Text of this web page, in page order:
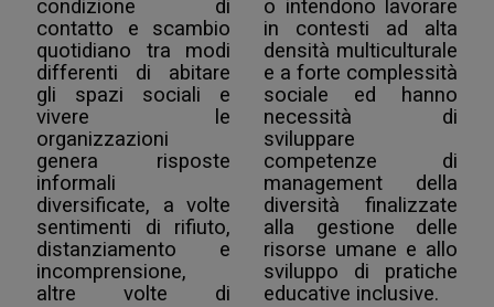
condizione di
contatto e scambio
quotidiano tra modi
differenti di abitare
gli spazi sociali e
vivere le
organizzazioni
genera risposte
informali
diversificate, a volte
sentimenti di rifiuto,
distanziamento e
incomprensione,
altre volte di
o intendono lavorare
in contesti ad alta
densità multiculturale
e a forte complessità
sociale ed hanno
necessità di
sviluppare
competenze di
management della
diversità finalizzate
alla gestione delle
risorse umane e allo
sviluppo di pratiche
educative inclusive.